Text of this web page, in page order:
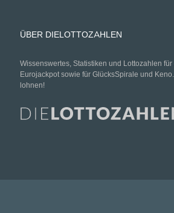
ÜBER DIELOTTOZAHLEN
Wissenswertes, Statistiken und Lottozahlen
Eurojackpot sowie für GlücksSpirale und
lohnen!